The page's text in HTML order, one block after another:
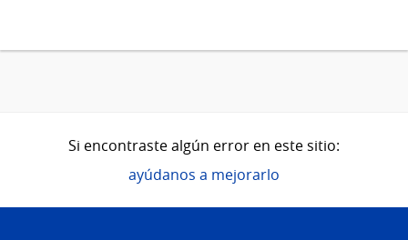
Si encontraste algún error en este sitio:
ayúdanos a mejorarlo